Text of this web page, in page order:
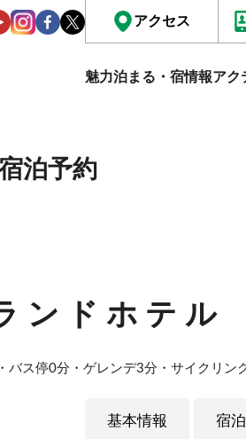
アクセス
魅力泊まる・宿情報アク
泊予約
ンドホテル
ス停0分・ゲレンデ3分・サイクリン
基本情報 宿